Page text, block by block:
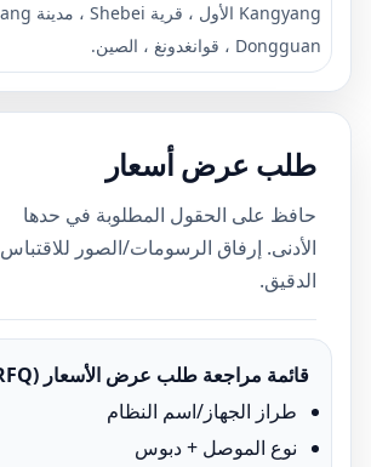
Dongguan ، قوانغدونغ ، الصين.
طلب عرض أسعار
حافظ على الحقول المطلوبة في حدها
الأدنى. إرفاق الرسومات/الصور للاقتباس
الدقيق.
قائمة مراجعة طلب عرض الأسعار (RFQ).
طراز الجهاز/اسم النظام
نوع الموصل + دبوس